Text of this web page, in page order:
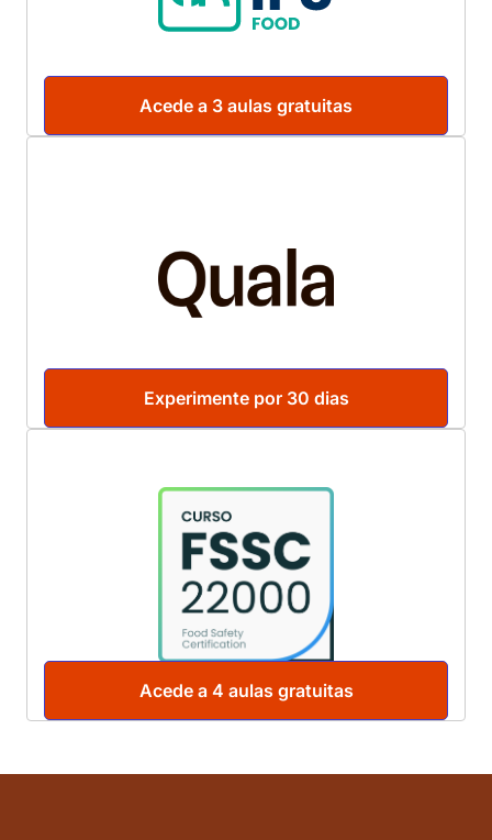
Acede a 3 aulas gratuitas
Experimente por 30 dias
Acede a 4 aulas gratuitas